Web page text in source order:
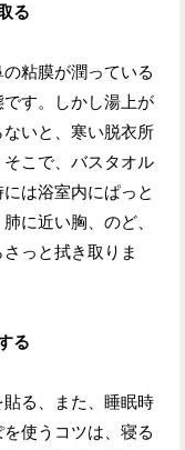
る
粘膜が潤っている
す。しかし湯上が
いと、寒い脱衣所
こで、バスタオル
は浴室内にぱっと
に近い胸、のど、
っと拭き取りま
る
る、また、睡眠時
使うコツは、寝る